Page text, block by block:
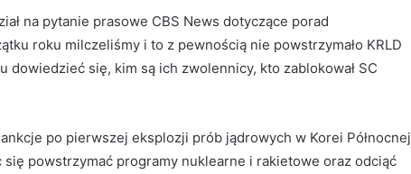
na pytanie prasowe CBS News dotyczące porad
roku milczeliśmy i to z pewnością nie powstrzymało KRLD
się, kim są ich zwolennicy, kto zablokował SC
po pierwszej eksplozji prób jądrowych w Korei Północnej
się powstrzymać programy nuklearne i rakietowe oraz odciąć